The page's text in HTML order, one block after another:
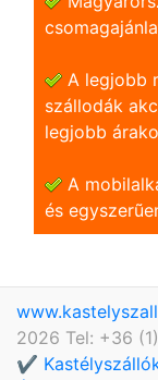
A legjobb
szállodák
legjobb
A
és
2026 Tel: +36
✔️